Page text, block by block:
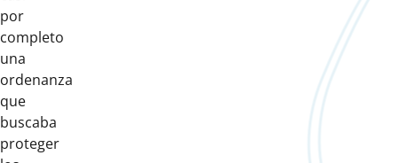
por
completo
una
ordenanza
que
buscaba
proteger